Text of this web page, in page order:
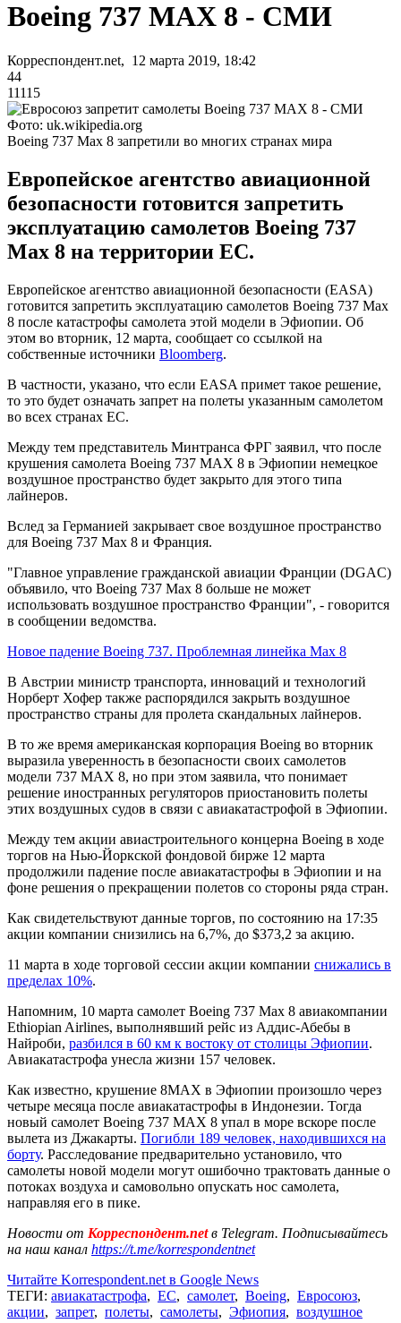
Boeing 737 MАХ 8 - СМИ
Корреспондент.net, 12 марта 2019, 18:42
44
11115
Фото: uk.wikipedia.org
Boeing 737 Max 8 запретили во многих странах мира
Европейское агентство авиационной
безопасности готовится запретить
эксплуатацию самолетов Boeing 737
Max 8 на территории ЕС.
Европейское агентство авиационной безопасности (EASA)
готовится запретить эксплуатацию самолетов Boeing 737 Max
8 после катастрофы самолета этой модели в Эфиопии. Об
этом во вторник, 12 марта, сообщает со ссылкой на
собственные источники Bloomberg.
В частности, указано, что если EASA примет такое решение,
то это будет означать запрет на полеты указанным самолетом
во всех странах ЕС.
Между тем представитель Минтранса ФРГ заявил, что после
крушения самолета Boeing 737 MAX 8 в Эфиопии немецкое
воздушное пространство будет закрыто для этого типа
лайнеров.
Вслед за Германией закрывает свое воздушное пространство
для Boeing 737 Max 8 и Франция.
"Главное управление гражданской авиации Франции (DGAC)
объявило, что Boeing 737 Max 8 больше не может
использовать воздушное пространство Франции", - говорится
в сообщении ведомства.
Новое падение Boeing 737. Проблемная линейка Max 8
В Австрии министр транспорта, инноваций и технологий
Норберт Хофер также распорядился закрыть воздушное
пространство страны для пролета скандальных лайнеров.
В то же время американская корпорация Boeing во вторник
выразила уверенность в безопасности своих самолетов
модели 737 MAX 8, но при этом заявила, что понимает
решение иностранных регуляторов приостановить полеты
этих воздушных судов в связи с авиакатастрофой в Эфиопии.
Между тем акции авиастроительного концерна Boeing в ходе
торгов на Нью-Йоркской фондовой бирже 12 марта
продолжили падение после авиакатастрофы в Эфиопии и на
фоне решения о прекращении полетов со стороны ряда стран.
Как свидетельствуют данные торгов, по состоянию на 17:35
акции компании снизились на 6,7%, до $373,2 за акцию.
11 марта в ходе торговой сессии акции компании снижались в
пределах 10%.
Напомним, 10 марта самолет Boeing 737 Max 8 авиакомпании
Ethiopian Airlines, выполнявший рейс из Аддис-Абебы в
Найроби, разбился в 60 км к востоку от столицы Эфиопии.
Авиакатастрофа унесла жизни 157 человек.
Как известно, крушение 8МАХ в Эфиопии произошло через
четыре месяца после авиакатастрофы в Индонезии. Тогда
новый самолет Boeing 737 MAX 8 упал в море вскоре после
вылета из Джакарты. Погибли 189 человек, находившихся на
борту. Расследование предварительно установило, что
самолеты новой модели могут ошибочно трактовать данные о
потоках воздуха и самовольно опускать нос самолета,
направляя его в пике.
Новости от Корреспондент.netв Telegram. Подписывайтесь
на наш канал https://t.me/korrespondentnet
Читайте Korrespondent.net в Google News
ТЕГИ: авиакатастрофа, ЕС, самолет, Boeing, Евросоюз,
акции, запрет, полеты, самолеты, Эфиопия, воздушное